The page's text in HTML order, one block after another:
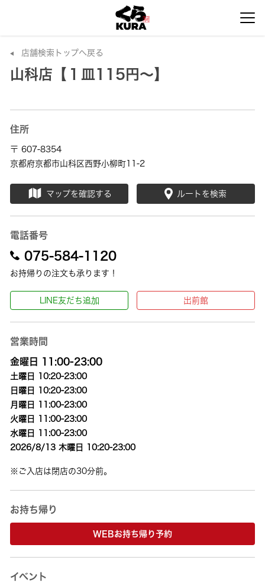
店舗検索トップへ戻る
山科店【１皿115円～】
住所
〒 607-8354
京都府京都市山科区西野小柳町11-2
マップを確認する ルートを検索
電話番号
075-584-1120
お持帰りの注文も承ります！
LINE友だち追加 出前館
営業時間
金曜日 11:00-23:00
土曜日 10:20-23:00
日曜日 10:20-23:00
月曜日 11:00-23:00
火曜日 11:00-23:00
水曜日 11:00-23:00
2026/8/13 木曜日 10:20-23:00
※ご入店は閉店の30分前。
お持ち帰り
WEBお持ち帰り予約
イベント